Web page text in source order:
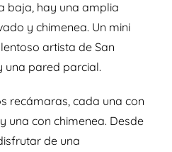
baja, hay una amplia
y chimenea. Un mini
artista de San
una pared parcial.
recámaras, cada una con
una con chimenea. Desde
de una